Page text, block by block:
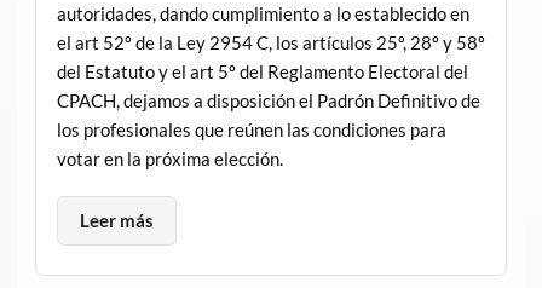
autoridades, dando cumplimiento a lo establecido en
el art 52º de la Ley 2954 C, los artículos 25º, 28º y 58º
del Estatuto y el art 5º del Reglamento Electoral del
CPACH, dejamos a disposición el Padrón Definitivo de
los profesionales que reúnen las condiciones para
votar en la próxima elección.
Leer más